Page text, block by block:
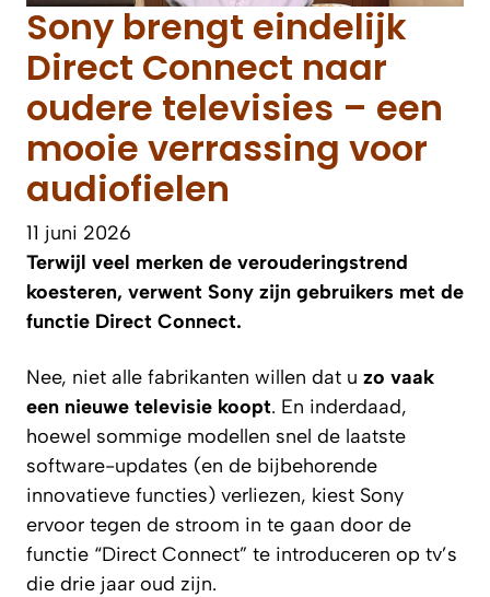
Sony brengt eindelijk
Direct Connect naar
oudere televisies – een
mooie verrassing voor
audiofielen
11 juni 2026
Terwijl veel merken de verouderingstrend
koesteren, verwent Sony zijn gebruikers met de
functie Direct Connect.
Nee, niet alle fabrikanten willen dat u zo vaak
een nieuwe televisie koopt. En inderdaad,
hoewel sommige modellen snel de laatste
software-updates (en de bijbehorende
innovatieve functies) verliezen, kiest Sony
ervoor tegen de stroom in te gaan door de
functie “Direct Connect” te introduceren op tv’s
die drie jaar oud zijn.